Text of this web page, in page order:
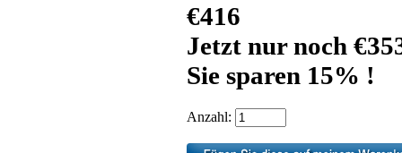
€416
Jetzt nur noch
Sie sparen 15% !
Anzahl: